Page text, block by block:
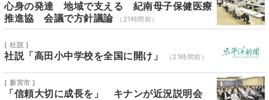
心身の発達 地域で支える 紀南母子保健医療
推進協 会議で方針議論
（21時間前）
[ 社説 ]
社説「高田小中学校を全国に開け」 （21時間前）
[ 新宮市 ]
「信頼大切に成長を」 キナンが近況説明会